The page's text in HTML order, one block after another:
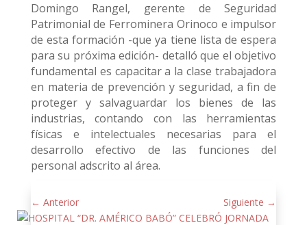
Domingo Rangel, gerente de Seguridad
Patrimonial de Ferrominera Orinoco e impulsor
de esta formación -que ya tiene lista de espera
para su próxima edición- detalló que el objetivo
fundamental es capacitar a la clase trabajadora
en materia de prevención y seguridad, a fin de
proteger y salvaguardar los bienes de las
industrias, contando con las herramientas
físicas e intelectuales necesarias para el
desarrollo efectivo de las funciones del
personal adscrito al área.
← Anterior Siguiente →